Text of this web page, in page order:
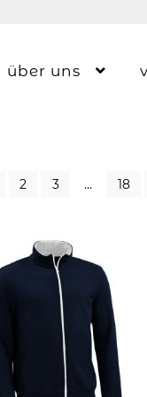
über uns
2 3 … 18